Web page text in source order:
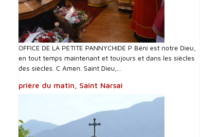
OFFICE DE LA PETITE PANNYCHIDE P Béni est notre Dieu,
en tout temps maintenant et toujours et dans les siècles
des siècles. C Amen. Saint Dieu,...
prière du matin, Saint Narsai